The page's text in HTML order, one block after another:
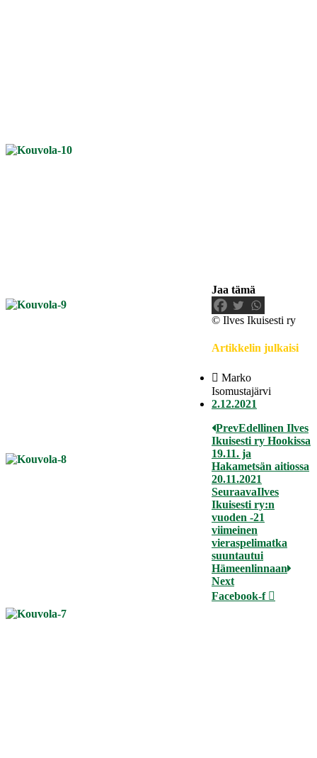
Jaa tämä
© Ilves Ikuisesti ry
Artikkelin julkaisi
Marko
Isomustajärvi
2.12.2021
PrevEdellinen Ilves
Ikuisesti ry Hookissa
19.11. ja
Hakametsän aitiossa
20.11.2021
SeuraavaIlves
Ikuisesti ry:n
vuoden -21
viimeinen
vieraspelimatka
suuntautui
Hämeenlinnaan
Next
Facebook-f